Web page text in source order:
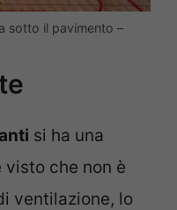
sotto il pavimento –
si ha una
visto che non è
ventilazione, lo